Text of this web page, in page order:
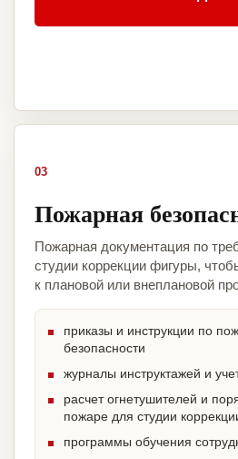
03
Пожарная
Пожарная документация по
студии коррекции фигуры,
к плановой или внеплановой
приказы и инструкции по
безопасности
журналы инструктажей и
расчет огнетушителей и
пожаре для студии
программы обучения